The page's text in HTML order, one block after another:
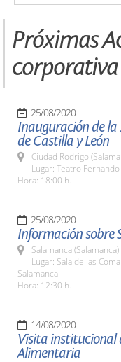
Próximas
corporativa
25/08/2020
Inauguración de la
de Castilla y León
Ciudad Rodrigo
Lugar: Teatro
Hora: 18:00 h.
25/08/2020
Información sobre
Salamanca (Salamanca)
Lugar: Sala de las
Salamanca
Hora: 12:30 h.
14/08/2020
Visita institucional
Alimentaria